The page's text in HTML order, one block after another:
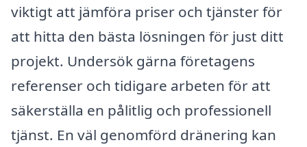
viktigt att jämföra priser och tjänster för
att hitta den bästa lösningen för just ditt
projekt. Undersök gärna företagens
referenser och tidigare arbeten för att
säkerställa en pålitlig och professionell
tjänst. En väl genomförd dränering kan